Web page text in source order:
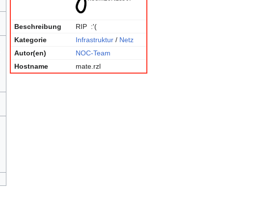
Beschreibung
RIP :'(
Kategorie
Infrastruktur / Netz
Autor(en)
NOC-Team
Hostname
mate.rzl